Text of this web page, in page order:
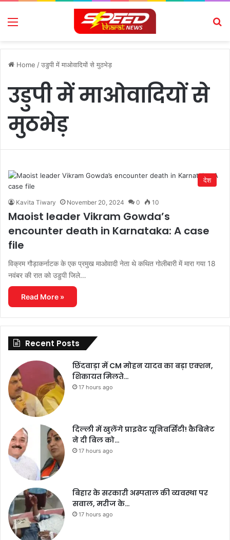
Menu
Home /उडुपी में माओवादियों से मुठभेड़
उडुपी में माओवादियों से
मुठभेड़
देश
Kavita Tiwary November 20, 2024 0 10
Maoist leader Vikram Gowda’s
encounter death in Karnataka: A case
file
विक्रम गौड़ाकर्नाटक के एक प्रमुख माओवादी नेता थे कथित गोलीबारी में मारा गया 18
नवंबर की रात को उडुपी जिले…
Read More »
Recent Posts
छिंदवाड़ा में CM मोहन यादव का बड़ा एक्शन,
शिकायत मिलते…
17 hours ago
दिल्ली में खुलेंगे प्राइवेट यूनिवर्सिटी! कैबिनेट
ने दी बिल को…
17 hours ago
बिहार के सरकारी अस्पताल की व्यवस्था पर
सवाल, मरीज के…
17 hours ago